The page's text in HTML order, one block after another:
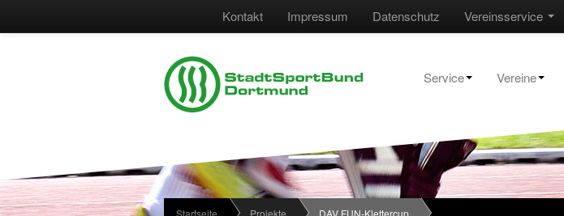
Vereinsservice
Kontakt Impressum Datenschutz
Service Vereine
Startseite Projekte DAV FUN-Klettercup